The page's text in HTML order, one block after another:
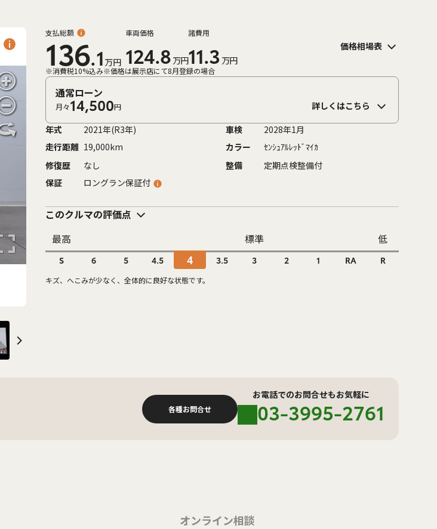
支払総額
136.1 万円
車両価格
124.8 万円
諸費用
11.3 万円
価格相場表
※消費税10%込み※価格は展示店にて8月登録の場合
通常ローン
月々14,500円
詳しくはこちら
年式
2021年(R3年) 車検
2028年1月
走行距離 19,000km カラー
ｾﾝｼｭｱﾙﾚｯﾄﾞﾏｲｶ
修復歴
なし 整備
定期点検整備付
保証
ロングラン保証付
このクルマの評価点
最高
標準 低
S 6 5 4.5 4 3.5 3 2 1 RA R
キズ、へこみが少なく、全体的に良好な状態です。
各種お問合せ
お電話でのお問合せもお気軽に
03-3995-2761
オンライン相談